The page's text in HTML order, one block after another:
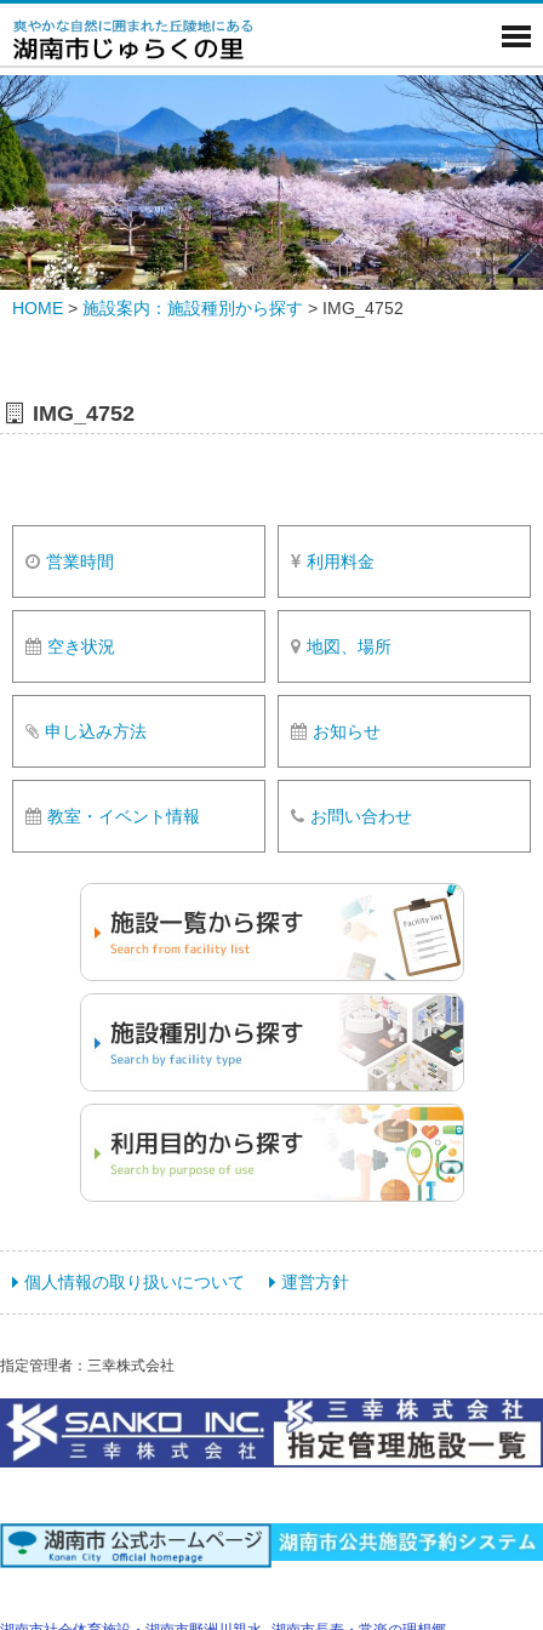
HOME > 施設案内：施設種別から探す > IMG_4752
IMG_4752
営業時間 利用料金
空き状況 地図、場所
申し込み方法 お知らせ
教室・イベント情報 お問い合わせ
個人情報の取り扱いについて 運営方針
指定管理者：三幸株式会社